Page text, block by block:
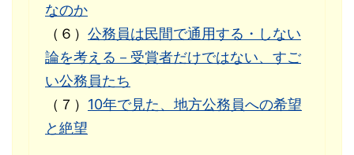
なのか
（６） 公務員は民間で通用する・しない
論を考える－受賞者だけではない、すご
い公務員たち
（７） 10年で見た、地方公務員への希望
と絶望